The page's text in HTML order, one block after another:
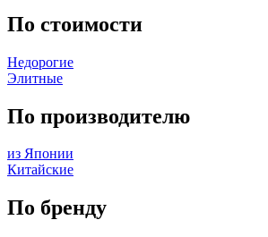
По стоимости
Недорогие
Элитные
По производителю
из Японии
Китайские
По бренду